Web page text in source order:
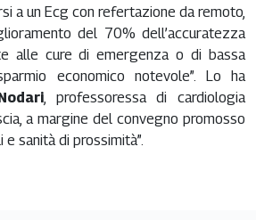
a un Ecg con refertazione da remoto,
del 70% dell’accuratezza
alle cure di emergenza o di bassa
economico notevole”. Lo ha
, professoressa di cardiologia
a margine del convegno promosso
e sanità di prossimità”.